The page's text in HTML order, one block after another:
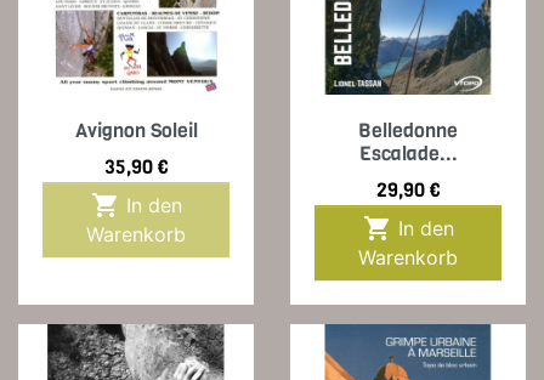
Avignon Soleil
Preis
35,90 €

Warenkorb
Belledonne
Escalade...
Preis
29,90 €

Warenkorb